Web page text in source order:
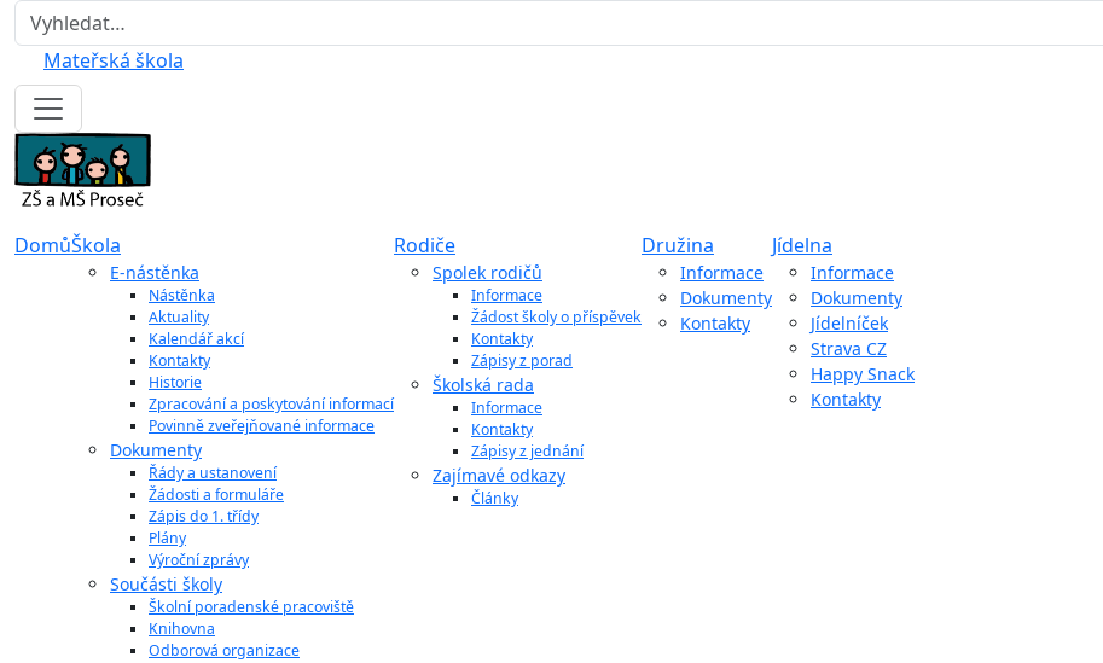
Hledat
Mateřská škola
DomůŠkola
E-nástěnka
Nástěnka
Aktuality
Kalendář akcí
Kontakty
Historie
Zpracování a poskytování informací
Povinně zveřejňované informace
Dokumenty
Řády a ustanovení
Žádosti a formuláře
Zápis do 1. třídy
Plány
Výroční zprávy
Součásti školy
Školní poradenské pracoviště
Knihovna
Odborová organizace
Rodiče
Spolek rodičů
Informace
Žádost školy o příspěvek
Kontakty
Zápisy z porad
Školská rada
Informace
Kontakty
Zápisy z jednání
Zajímavé odkazy
Články
Družina
Informace
Dokumenty
Kontakty
Jídelna
Informace
Dokumenty
Jídelníček
Strava CZ
Happy Snack
Kontakty